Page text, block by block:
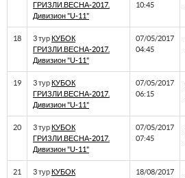
ГРИЗЛИ.ВЕСНА-2017.
Дивизион "U-11"
10:45
18 3 турКУБОК
ГРИЗЛИ.ВЕСНА-2017.
Дивизион "U-11"
07/05/2017
04:45
19 3 турКУБОК
ГРИЗЛИ.ВЕСНА-2017.
Дивизион "U-11"
07/05/2017
06:15
20 3 турКУБОК
ГРИЗЛИ.ВЕСНА-2017.
Дивизион "U-11"
07/05/2017
07:45
21 3 турКУБОК
18/08/2017